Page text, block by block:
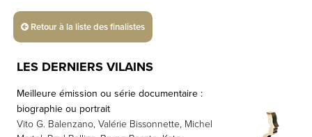
Retour à la liste des finalistes
LES DERNIERS VILAINS
Meilleure émission ou série documentaire :
biographie ou portrait
Vito G. Balenzano, Valérie Bissonnette, Michel